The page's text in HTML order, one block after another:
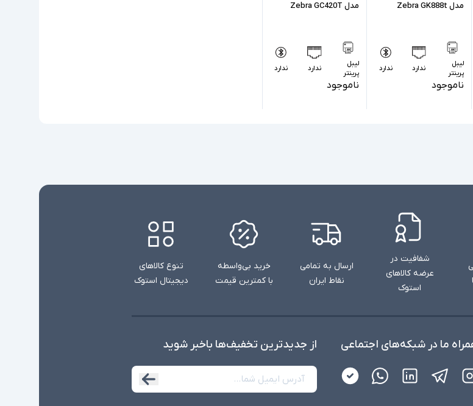
مدل Zebra GK888t
لیبل
پرینتر
ندارد ندارد
ناموجود
مدل Zebra GC420T
لیبل
پرینتر
ندارد ندارد
ناموجود
شفافیت در
عرضه کالاهای
استوک
ارسال به تمامی
نقاط ایران
خرید بی‌واسطه
با کمترین قیمت
تنوع کالاهای
دیجیتال استوک
ما در شبکه‌های اجتماعی از جدید‌ترین تخفیف‌ها با‌خبر شوید